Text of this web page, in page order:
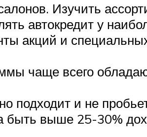
Изучить
автокредит у
акций и
чаще всего
подходит и не
быть выше 25-30%